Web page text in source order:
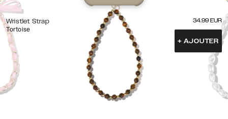
Wristlet Strap
Tortoise
34.99 EUR
+ AJOUTER